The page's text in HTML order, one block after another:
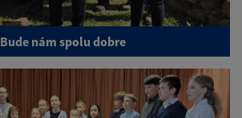
Bude nám spolu dobre